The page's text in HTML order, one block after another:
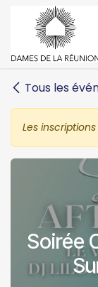
Se rendre au
Tous les
Les inscriptions
Soirée